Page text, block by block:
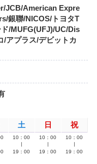
JCB/American Expre
銀聯/NICOS/トヨタT
/MUFG(UFJ)/UC/Dis
/アプラス/デビットカ
土 日 祝
10：00
19：00
10：00
19：00
10：00
19：00